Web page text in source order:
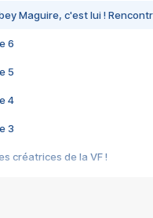
Maguire, c'est lui !
6
5
4
3
créatrices de la VF !